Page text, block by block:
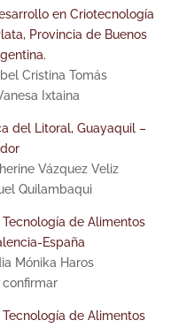
en Criotecnología
Provincia de Buenos
Cristina Tomás
Ixtaina
del Litoral, Guayaquil –
Vázquez Veliz
Quilambaqui
de Alimentos
España
Mónika Haros
confirmar
de Alimentos